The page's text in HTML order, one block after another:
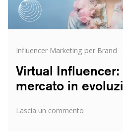
Categorie
Influencer Marketing per Brand
Virtual
mercato in
Lascia un commento